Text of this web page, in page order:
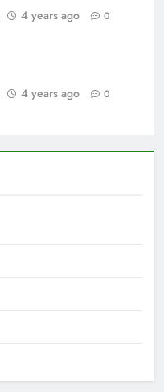
4 years ago 0
4 years ago 0